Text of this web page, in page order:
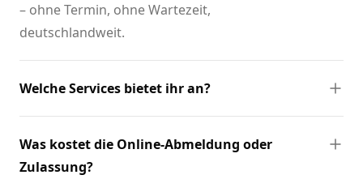
– ohne Termin, ohne Wartezeit,
deutschlandweit.
Welche Services bietet ihr an?
Was kostet die Online-Abmeldung oder
Zulassung?